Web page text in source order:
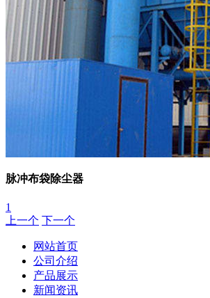
脉冲布袋除尘器
1
上一个 下一个
网站首页
公司介绍
产品展示
新闻资讯